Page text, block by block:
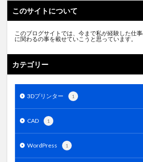
このサイトについて
このブログサイトでは、今まで私が経験した仕
に関わるの事を載せていこうと思っています。
カテゴリー
3Dプリンター 1
CAD 1
WordPress 1